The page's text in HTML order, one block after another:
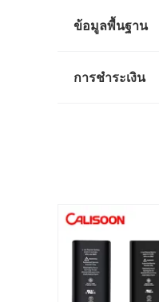
ข้อมูลพื้นฐาน
การชำระเงิน